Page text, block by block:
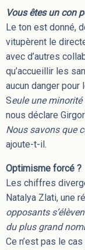
Vous êtes un con
Le ton est donné,
vitupèrent le
avec d’autres
qu’accueillir les
aucun danger pour
Seule une minorité
nous déclare
Nous savons que
ajoute-t-il.
Optimisme forcé ?
Les chiffres
Natalya Zlati, une
opposants
du plus grand
Ce n’est pas le